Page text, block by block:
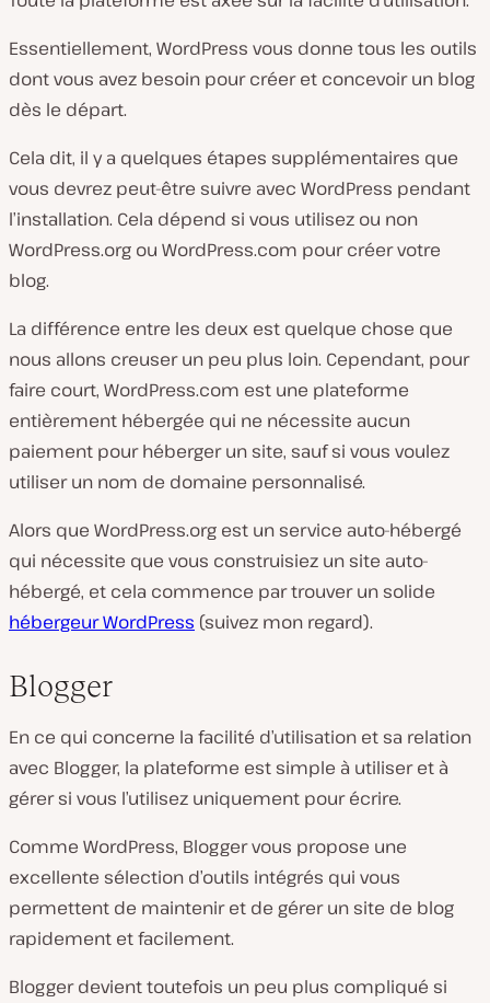
Essentiellement, WordPress vous donne tous les outils
dont vous avez besoin pour créer et concevoir un blog
dès le départ.
Cela dit, il y a quelques étapes supplémentaires que
vous devrez peut-être suivre avec WordPress pendant
l’installation. Cela dépend si vous utilisez ou non
WordPress.org ou WordPress.com pour créer votre
blog.
La différence entre les deux est quelque chose que
nous allons creuser un peu plus loin. Cependant, pour
faire court, WordPress.com est une plateforme
entièrement hébergée qui ne nécessite aucun
paiement pour héberger un site, sauf si vous voulez
utiliser un nom de domaine personnalisé.
Alors que WordPress.org est un service auto-hébergé
qui nécessite que vous construisiez un site auto-
hébergé, et cela commence par trouver un solide
hébergeur WordPress (suivez mon regard).
Blogger
En ce qui concerne la facilité d’utilisation et sa relation
avec Blogger, la plateforme est simple à utiliser et à
gérer si vous l’utilisez uniquement pour écrire.
Comme WordPress, Blogger vous propose une
excellente sélection d’outils intégrés qui vous
permettent de maintenir et de gérer un site de blog
rapidement et facilement.
Blogger devient toutefois un peu plus compliqué si